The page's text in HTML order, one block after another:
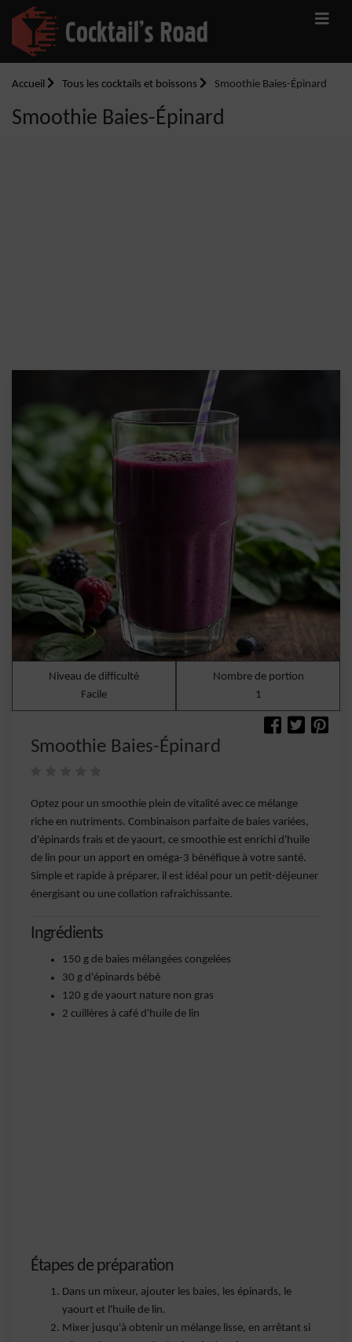
Accueil Tous les cocktails et boissons Smoothie Baies-Épinard
Smoothie Baies-Épinard
Niveau de difficulté
Facile
Nombre de portion
1
Smoothie Baies-Épinard
Optez pour un smoothie plein de vitalité avec ce mélange
riche en nutriments. Combinaison parfaite de baies variées,
d'épinards frais et de yaourt, ce smoothie est enrichi d'huile
de lin pour un apport en oméga-3 bénéfique à votre santé.
Simple et rapide à préparer, il est idéal pour un petit-déjeuner
énergisant ou une collation rafraîchissante.
Ingrédients
150 g de baies mélangées congelées
30 g d'épinards bébé
120 g de yaourt nature non gras
2 cuillères à café d'huile de lin
Étapes de préparation
Dans un mixeur, ajouter les baies, les épinards, le
yaourt et l'huile de lin.
Mixer jusqu'à obtenir un mélange lisse, en arrêtant si